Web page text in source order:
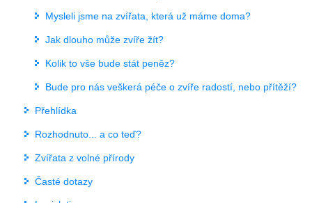
Mysleli jsme na zvířata, která už máme doma?
Jak dlouho může zvíře žít?
Kolik to vše bude stát peněz?
Bude pro nás veškerá péče o zvíře radostí, nebo přítěží?
Přehlídka
Rozhodnuto... a co teď?
Zvířata z volné přírody
Časté dotazy